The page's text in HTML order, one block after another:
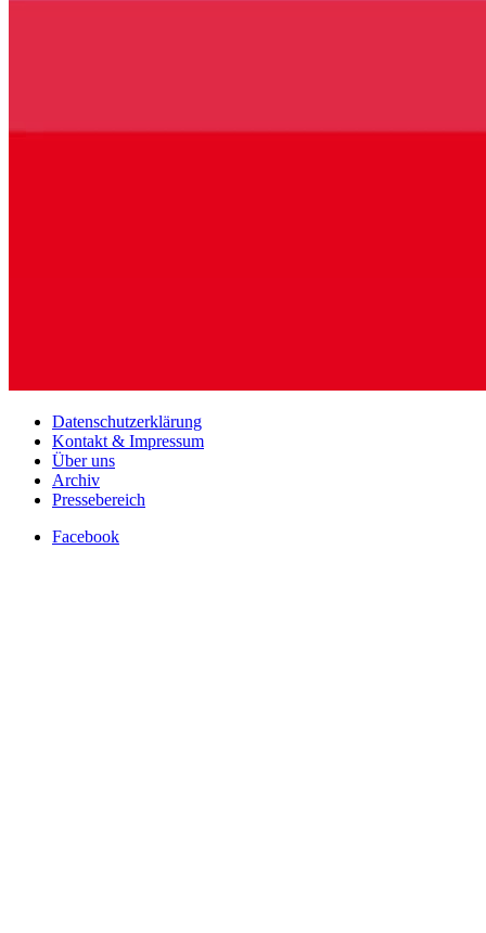
Datenschutzerklärung
Kontakt & Impressum
Über uns
Archiv
Pressebereich
Facebook